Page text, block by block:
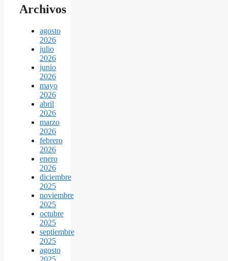
Archivos
agosto
2026
julio
2026
junio
2026
mayo
2026
abril
2026
marzo
2026
febrero
2026
enero
2026
diciembre
2025
noviembre
2025
octubre
2025
septiembre
2025
agosto
2025